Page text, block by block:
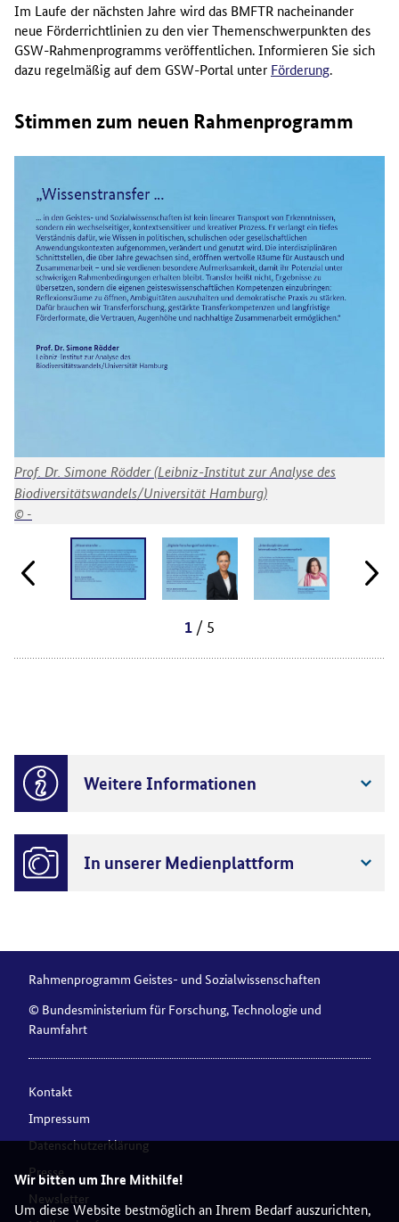
Wir bitten um Ihre Mithilfe!
Um diese Website bestmöglich an Ihrem Bedarf auszurichten,
Im Laufe der nächsten Jahre wird das BMFTR nacheinander
neue Förderrichtlinien zu den vier Themenschwerpunkten des
GSW-Rahmenprogramms veröffentlichen. Informieren Sie sich
dazu regelmäßig auf dem GSW-Portal unter Förderung.
Stimmen zum neuen Rahmenprogramm
Prof. Dr. Simone Rödder (Leibniz-Institut zur Analyse des
Biodiversitätswandels/Universität Hamburg)
-
1 / 5
Weitere Informationen
In unserer Medienplattform
Rahmenprogramm Geistes- und Sozialwissenschaften
© Bundesministerium für Forschung, Technologie und
Raumfahrt
Kontakt
Impressum
Datenschutzerklärung
Presse
Newsletter